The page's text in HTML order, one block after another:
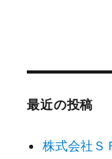
最近の投稿
株式会社Ｓ